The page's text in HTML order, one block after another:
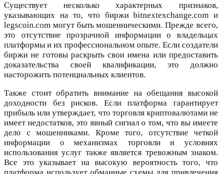
Существует несколько характерных признаков,
указывающих на то, что биржи bitnextexchange.com и
legscoin.com могут быть мошенническими. Прежде всего,
это отсутствие прозрачной информации о владельцах
платформы и их профессиональном опыте. Если создатели
биржи не готовы раскрыть свои имена или предоставить
доказательства своей квалификации, это должно
насторожить потенциальных клиентов.
Также стоит обратить внимание на обещания высокой
доходности без рисков. Если платформа гарантирует
прибыль или утверждает, что торговля криптовалютами не
имеет недостатков, это явный сигнал о том, что вы имеете
дело с мошенниками. Кроме того, отсутствие четкой
информации о механизмах торговли и условиях
использования услуг также является тревожным знаком.
Все это указывает на высокую вероятность того, что